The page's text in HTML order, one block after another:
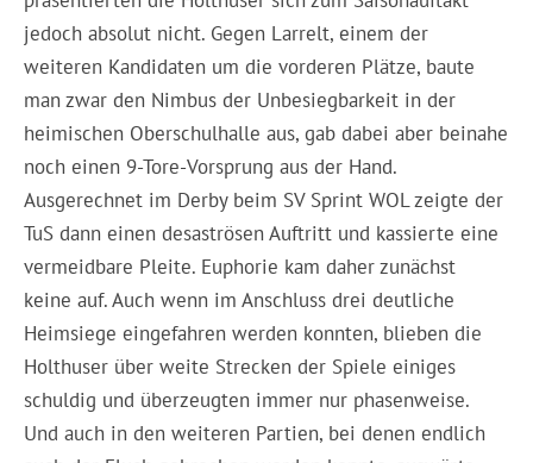
jedoch absolut nicht. Gegen Larrelt, einem der
weiteren Kandidaten um die vorderen Plätze, baute
man zwar den Nimbus der Unbesiegbarkeit in der
heimischen Oberschulhalle aus, gab dabei aber beinahe
noch einen 9-Tore-Vorsprung aus der Hand.
Ausgerechnet im Derby beim SV Sprint WOL zeigte der
TuS dann einen desaströsen Auftritt und kassierte eine
vermeidbare Pleite. Euphorie kam daher zunächst
keine auf. Auch wenn im Anschluss drei deutliche
Heimsiege eingefahren werden konnten, blieben die
Holthuser über weite Strecken der Spiele einiges
schuldig und überzeugten immer nur phasenweise.
Und auch in den weiteren Partien, bei denen endlich